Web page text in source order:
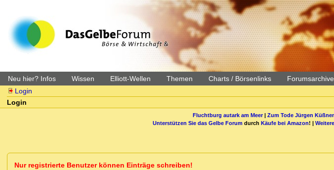
Neu hier? Infos Wissen Elliott-Wellen Themen Charts / Börsenlinks Forumsarchive
Login
Login
Fluchtburg autark am Meer| Zum Tode Jürgen
Unterstützen Sie das Gelbe Forum durch Käufe bei Amazon! |
Nur registrierte Benutzer können Einträge schreiben!